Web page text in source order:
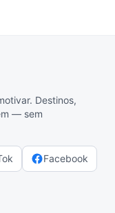
Destinos,
— sem
Facebook